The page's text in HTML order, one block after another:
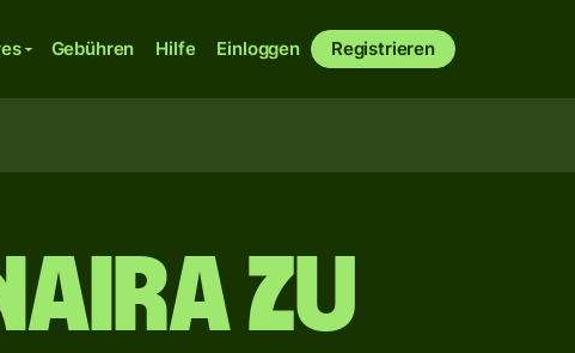
Gebühren Hilfe Einloggen Registrieren
zu